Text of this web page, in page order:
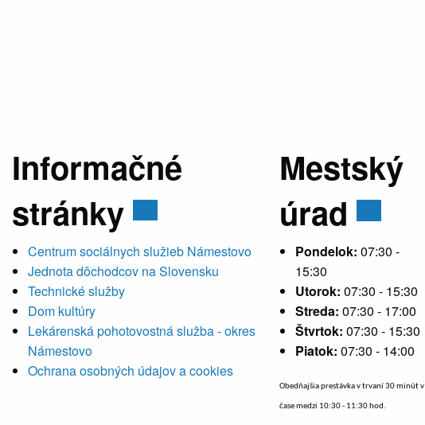
Informačné
stránky
Centrum sociálnych služieb Námestovo
Jednota dôchodcov na Slovensku
Technické služby
Dom kultúry
Lekárenská pohotovostná služba - okres
Námestovo
Ochrana osobných údajov a cookies
Mestský
úrad
Pondelok: 07:30 -
15:30
Utorok: 07:30 - 15:30
Streda: 07:30 - 17:00
Štvrtok: 07:30 - 15:30
Piatok: 07:30 - 14:00
Obedňajšia prestávka v trvaní 30 minút v
čase medzi 10:30 - 11:30 hod.